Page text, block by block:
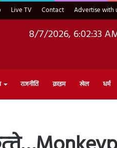
Live TV Contact Advertise with
8/7/2026, 6:02:34
राजनीति क्राइम खेल धर्म